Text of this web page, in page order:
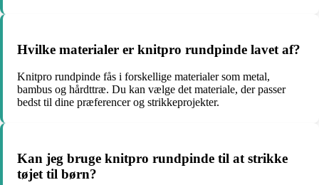
Hvilke materialer er knitpro rundpinde lavet af?
Knitpro rundpinde fås i forskellige materialer som metal,
bambus og hårdttræ. Du kan vælge det materiale, der passer
bedst til dine præferencer og strikkeprojekter.
Kan jeg bruge knitpro rundpinde til at strikke
tøjet til børn?